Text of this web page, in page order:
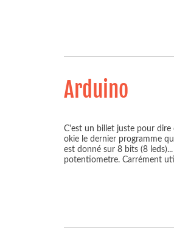
Arduino
C'est un billet juste pour dire
okie le dernier programme
est donné sur 8 bits (8
potentiometre. Carrément